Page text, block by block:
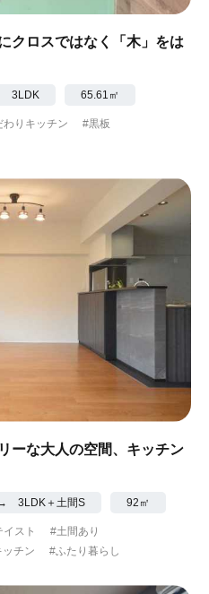
クロスではなく「木」をは
3LDK 65.61㎡
わりキッチン
#黒板
ーな大人の空間、キッチン
3LDK＋土間S 92㎡
スト
#土間あり
チン #ふたり暮らし